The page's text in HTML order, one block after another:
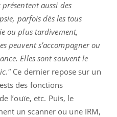
aussi des
parfois dès les tous
ou plus tardivement,
peuvent s’accompagner ou
Elles sont souvent le
Ce dernier repose sur un
des fonctions
l’ouïe, etc. Puis, le
un scanner ou une IRM,